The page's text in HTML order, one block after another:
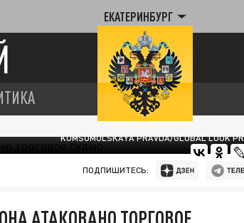
ЕКАТЕРИНБУРГ
KOMSOMOLSKAYA PRAVDA/GLOBAL LOOK
ПОДПИШИТЕСЬ:
АТАКОВАНО ТОРГОВОЕ